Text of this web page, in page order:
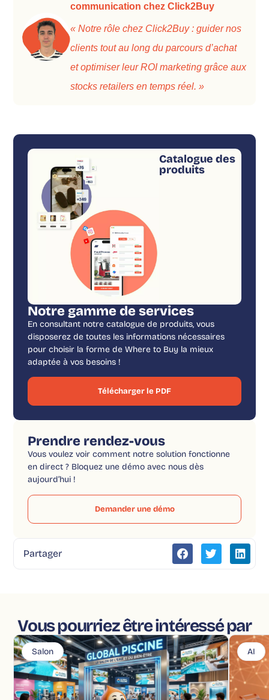
communication chez Click2Buy
« Notre rôle chez Click2Buy : guider nos
clients tout au long du parcours d’achat
et optimiser leur ROI marketing grâce aux
stocks retailers en temps réel. »
Catalogue des
produits
Notre gamme de services
En consultant notre catalogue de produits, vous
disposerez de toutes les informations nécessaires
pour choisir la forme de Where to Buy la mieux
adaptée à vos besoins !
Télécharger le PDF
Prendre rendez-vous
Vous voulez voir comment notre solution fonctionne
en direct ? Bloquez une démo avec nous dès
aujourd’hui !
Demander une démo
Partager
Vous pourriez être intéressé par
Salon AI